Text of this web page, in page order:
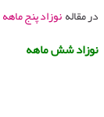
در مقالهنوزاد پنج ماهه
نوزاد شش ماهه